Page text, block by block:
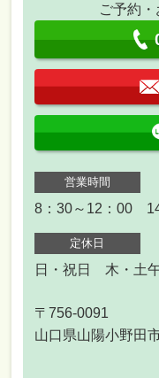
ご予約
営業時間
8：30～12：00
定休日
日・祝日 木・土
〒756-0091
山口県山陽小野田